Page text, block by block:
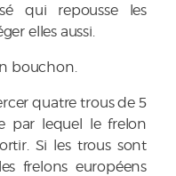
qui repousse les
elles aussi.
bouchon.
quatre trous de 5
par lequel le frelon
Si les trous sont
frelons européens